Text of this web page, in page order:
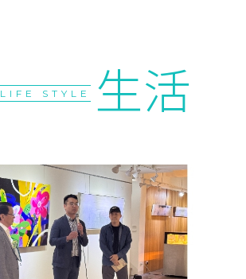
LIFE STYLE 生活